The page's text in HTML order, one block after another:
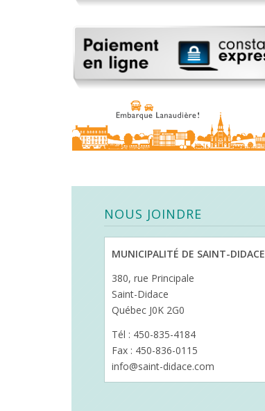
NOUS JOINDRE
MUNICIPALITÉ DE SAINT-DIDACE
380, rue Principale
Saint-Didace
Québec J0K 2G0
Tél : 450-835-4184
Fax : 450-836-0115
info@saint-didace.com